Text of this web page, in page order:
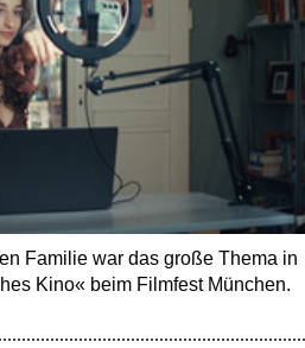
Familie war das große Thema in
Kino« beim Filmfest München.